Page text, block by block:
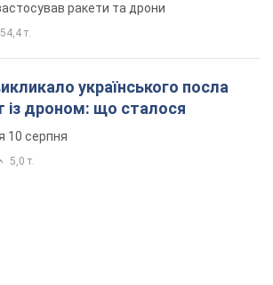
ракети та дрони
54,4 т.
українського посла
із дроном: що сталося
10 серпня
5,0 т.